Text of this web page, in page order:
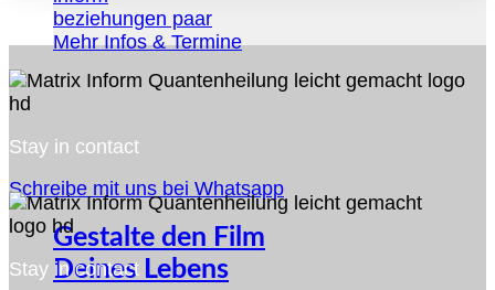
Mehr Infos & Termine
Gestalte den Film
Deines Lebens
Stay in contact
Schreibe mit uns bei Whatsapp
Stay in contact